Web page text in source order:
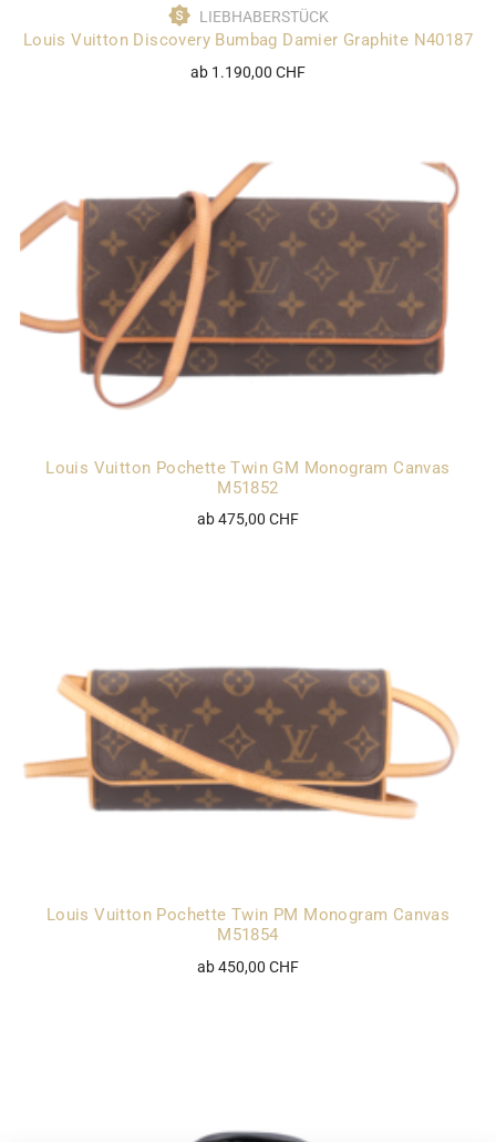
LIEBHABERSTÜCK
Louis Vuitton Discovery Bumbag Damier Graphite N40187
ab 1.190,00 CHF
Louis Vuitton Pochette Twin GM Monogram Canvas
M51852
ab 475,00 CHF
Louis Vuitton Pochette Twin PM Monogram Canvas
M51854
ab 450,00 CHF